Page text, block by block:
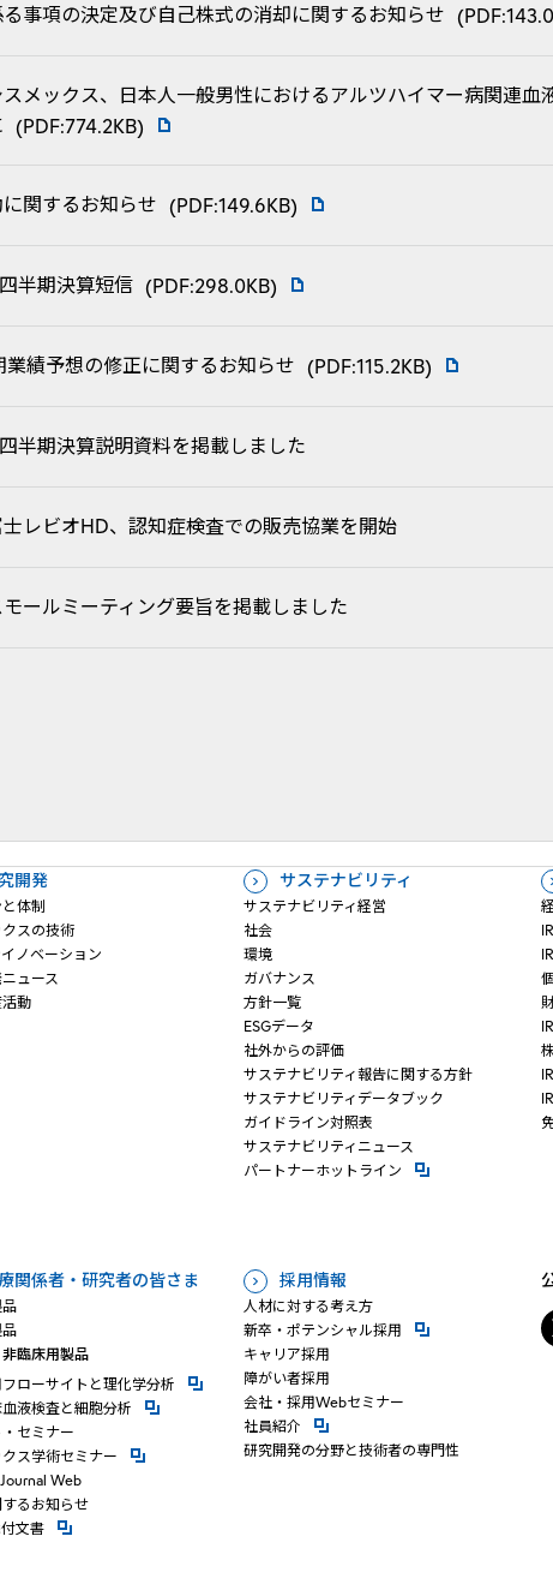
事項の決定及び自己株式の消却に関するお知らせ
メックス、日本人一般男性におけるアルツハイマー病関連血
(PDF:774.2KB)
関するお知らせ (PDF:149.6KB)
半期決算短信 (PDF:298.0KB)
績予想の修正に関するお知らせ (PDF:115.2KB)
半期決算説明資料を掲載しました
レビオHD、認知症検査での販売協業を開始
ールミーティング要旨を掲載しました
開発
体制
スの技術
ノベーション
ュース
動
サステナビリティ
サステナビリティ経営
社会
環境
ガバナンス
方針一覧
ESGデータ
社外からの評価
サステナビリティ報告に関する方針
サステナビリティデータブック
ガイドライン対照表
サステナビリティニュース
パートナーホットライン新規ウィンドウを開き
関係者・研究者の皆さま
臨床用製品
ローサイトと理化学分析 新規ウィンドウを開きます
液検査と細胞分析 新規ウィンドウを開きます
セミナー
ス学術セミナー 新規ウィンドウを開きます
Web
るお知らせ
⽂書新規ウィンドウを開きます
採用情報
人材に対する考え方
新卒・ポテンシャル採用新規ウィンドウを開き
キャリア採用
障がい者採用
会社・採用Webセミナー
社員紹介新規ウィンドウを開きます
研究開発の分野と技術者の専門性